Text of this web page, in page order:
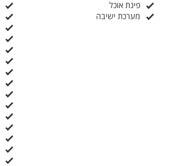
פינת אוכל
מערכת ישיבה